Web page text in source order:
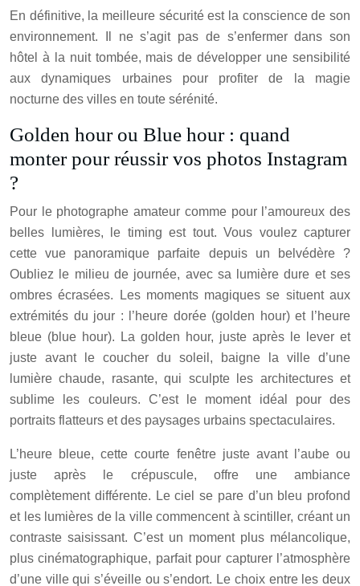
En définitive, la meilleure sécurité est la conscience de son
environnement. Il ne s’agit pas de s’enfermer dans son
hôtel à la nuit tombée, mais de développer une sensibilité
aux dynamiques urbaines pour profiter de la magie
nocturne des villes en toute sérénité.
Golden hour ou Blue hour : quand
monter pour réussir vos photos Instagram
?
Pour le photographe amateur comme pour l’amoureux des
belles lumières, le timing est tout. Vous voulez capturer
cette vue panoramique parfaite depuis un belvédère ?
Oubliez le milieu de journée, avec sa lumière dure et ses
ombres écrasées. Les moments magiques se situent aux
extrémités du jour : l’heure dorée (golden hour) et l’heure
bleue (blue hour). La golden hour, juste après le lever et
juste avant le coucher du soleil, baigne la ville d’une
lumière chaude, rasante, qui sculpte les architectures et
sublime les couleurs. C’est le moment idéal pour des
portraits flatteurs et des paysages urbains spectaculaires.
L’heure bleue, cette courte fenêtre juste avant l’aube ou
juste après le crépuscule, offre une ambiance
complètement différente. Le ciel se pare d’un bleu profond
et les lumières de la ville commencent à scintiller, créant un
contraste saisissant. C’est un moment plus mélancolique,
plus cinématographique, parfait pour capturer l’atmosphère
d’une ville qui s’éveille ou s’endort. Le choix entre les deux